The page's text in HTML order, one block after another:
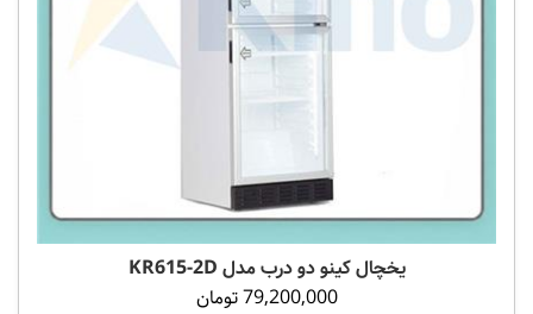
یخچال کینو دو درب مدل KR615-2D
79,200,000 تومان